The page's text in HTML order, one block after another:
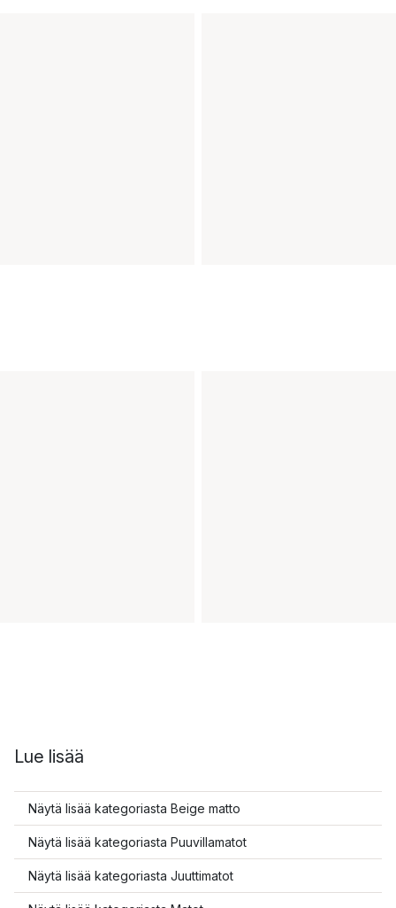
Lue lisää
Näytä lisää kategoriasta Beige matto
Näytä lisää kategoriasta Puuvillamatot
Näytä lisää kategoriasta Juuttimatot